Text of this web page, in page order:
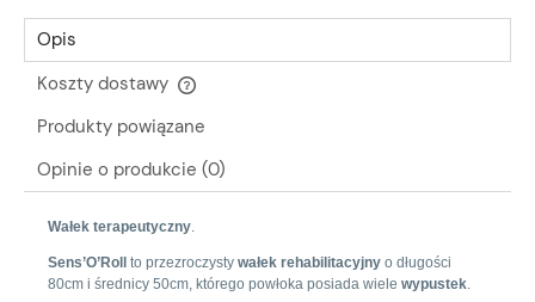
Opis
Koszty dostawy
Cena nie zawiera ewentualnych kosztów płatności
Produkty powiązane
Opinie o produkcie (0)
Wałek terapeutyczny.
Sens’O’Roll to przezroczysty wałek rehabilitacyjny o długości
80cm i średnicy 50cm, którego powłoka posiada wiele wypustek.